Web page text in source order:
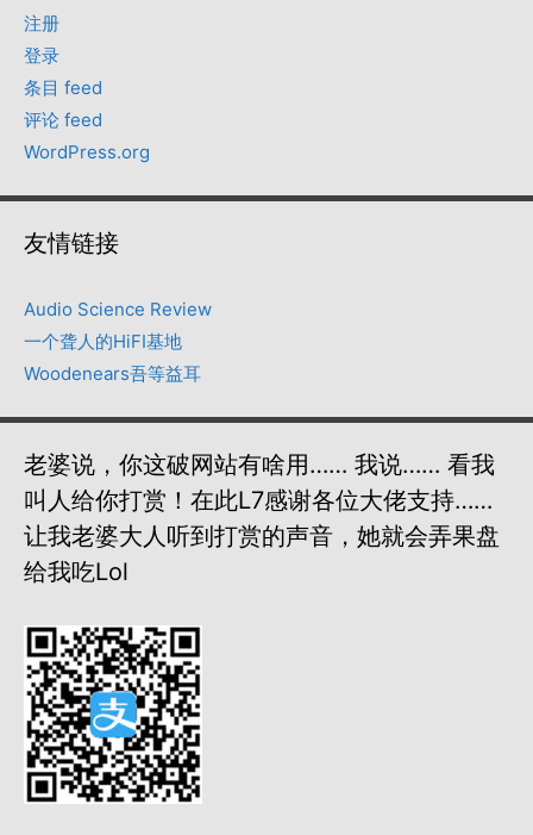
注册
登录
条目 feed
评论 feed
WordPress.org
友情链接
Audio Science Review
一个聋人的HiFI基地
Woodenears吾等益耳
老婆说，你这破网站有啥用…… 我说…… 看我
叫人给你打赏！在此L7感谢各位大佬支持……
让我老婆大人听到打赏的声音，她就会弄果盘
给我吃lol